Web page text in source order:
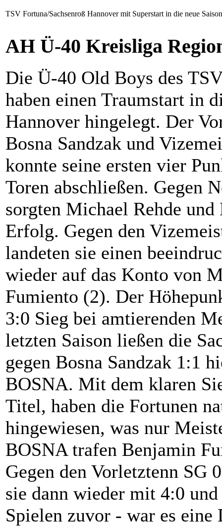
TSV Fortuna/Sachsenroß Hannover mit Superstart in die neue
AH Ü-40 Kreisliga
Die Ü-40 Old Boys des
haben einen Traumstart in
Hannover hingelegt. Der
Bosna Sandzak und
konnte seine ersten vier
Toren abschließen. Gegen
sorgten Michael Rehde
Erfolg. Gegen den
landeten sie einen
wieder auf das Konto von
Fumiento (2). Der
3:0 Sieg bei amtierenden
letzten Saison ließen die
gegen Bosna Sandzak 1:1
BOSNA. Mit dem klaren
Titel, haben die Fortunen
hingewiesen, was nur
BOSNA trafen Benjamin
Gegen den Vorletztenn
sie dann wieder mit 4:0
Spielen zuvor - war es